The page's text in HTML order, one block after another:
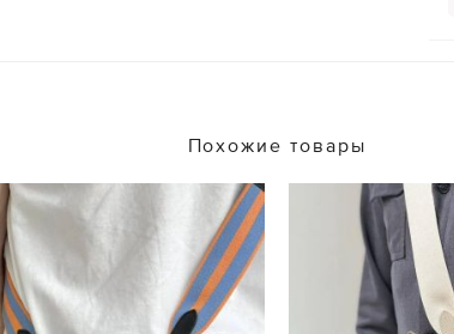
Похожие товары